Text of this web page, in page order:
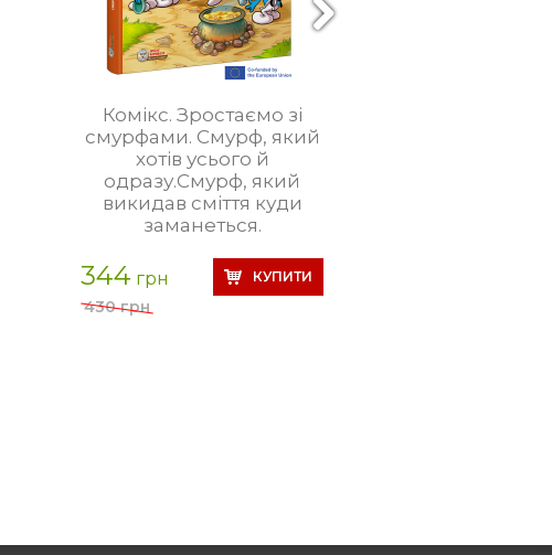
Комікс. Зростаємо зі
смурфами. Смурф, який
хотів усього й
одразу.Смурф, який
викидав сміття куди
заманеться.
344 грн
430 грн